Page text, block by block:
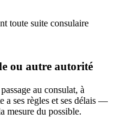
toute suite consulaire
ou autre autorité
au consulat, à
a ses règles et ses délais —
mesure du possible.